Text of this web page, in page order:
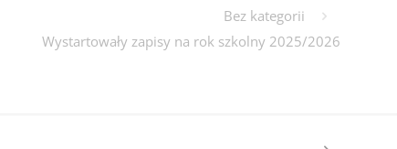
Bez kategorii
Wystartowały zapisy na rok szkolny 2025/2026